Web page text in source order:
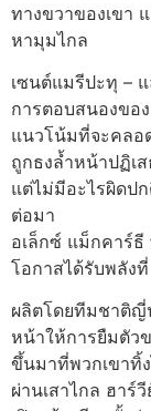
ทางขวาของเขา
หามุมไกล
เซนต์แมรีปะทุ –
การตอบสนองขอ
แนวโน้มที่จะคลอ
ถูกธงล้ำหน้าปฏิเ
แต่ไม่มีอะไรผิดป
ต่อมา
อเล็กซ์ แม็กคาร์ธี
โอกาสได้รับพลังที่
ผลิตโดยทีมชาติญี่
หน้าให้การยืมตัว
ขึ้นมาที่พวกเขาทิ้
ผ่านเสาไกล ฮาร์